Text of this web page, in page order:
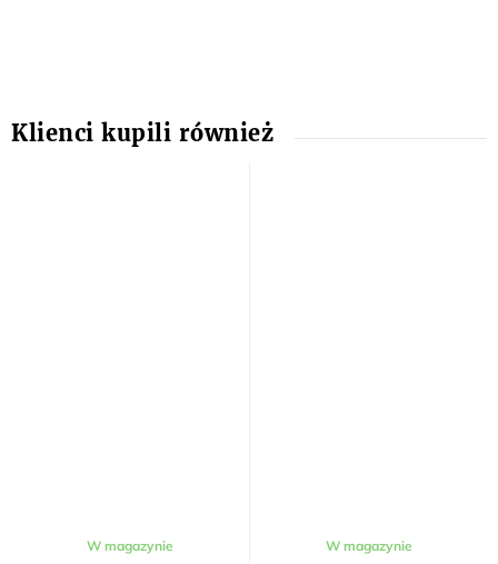
W magazynie W magazynie